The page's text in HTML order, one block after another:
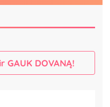
DOVANĄ!